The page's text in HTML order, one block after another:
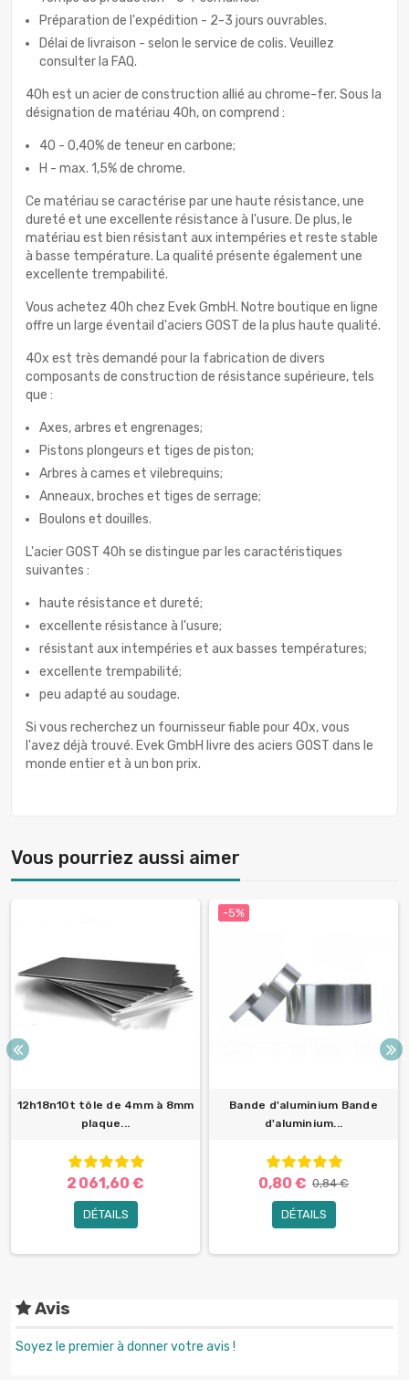
Préparation de l'expédition - 2-3 jours ouvrables.
Délai de livraison - selon le service de colis. Veuillez
consulter la FAQ.
40h est un acier de construction allié au chrome-fer. Sous la
désignation de matériau 40h, on comprend :
40 - 0,40% de teneur en carbone;
H - max. 1,5% de chrome.
Ce matériau se caractérise par une haute résistance, une
dureté et une excellente résistance à l'usure. De plus, le
matériau est bien résistant aux intempéries et reste stable
à basse température. La qualité présente également une
excellente trempabilité.
Vous achetez 40h chez Evek GmbH. Notre boutique en ligne
offre un large éventail d'aciers GOST de la plus haute qualité.
40x est très demandé pour la fabrication de divers
composants de construction de résistance supérieure, tels
que :
Axes, arbres et engrenages;
Pistons plongeurs et tiges de piston;
Arbres à cames et vilebrequins;
Anneaux, broches et tiges de serrage;
Boulons et douilles.
L'acier GOST 40h se distingue par les caractéristiques
suivantes :
haute résistance et dureté;
excellente résistance à l'usure;
résistant aux intempéries et aux basses températures;
excellente trempabilité;
peu adapté au soudage.
Si vous recherchez un fournisseur fiable pour 40x, vous
l'avez déjà trouvé. Evek GmbH livre des aciers GOST dans le
monde entier et à un bon prix.
Vous pourriez aussi aimer
12h18n10t tôle de 4mm à 8mm
plaque...
2 061,60 €
DÉTAILS
-5%
Bande d'aluminium Bande
d'aluminium...
0,80 € 0,84 €
DÉTAILS
Avis
Soyez le premier à donner votre avis !